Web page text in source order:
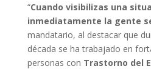
“Cuando visibilizas una
inmediatamente la gente
mandatario, al destacar que
década se ha trabajado en
personas con Trastorno del